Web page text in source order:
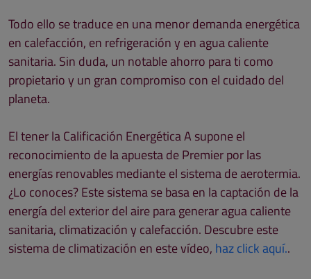
Todo ello se traduce en una menor demanda energética
en calefacción, en refrigeración y en agua caliente
sanitaria. Sin duda, un notable ahorro para ti como
propietario y un gran compromiso con el cuidado del
planeta.
El tener la Calificación Energética A supone el
reconocimiento de la apuesta de Premier por las
energías renovables mediante el sistema de aerotermia.
¿Lo conoces? Este sistema se basa en la captación de la
energía del exterior del aire para generar agua caliente
sanitaria, climatización y calefacción. Descubre este
sistema de climatización en este vídeo, haz click aquí..